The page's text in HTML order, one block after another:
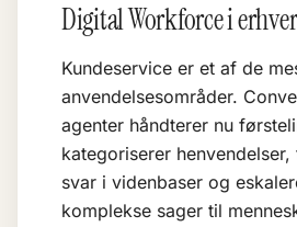
Digital Workforce i
Kundeservice er et af de
anvendelsesområder.
agenter håndterer nu
kategoriserer
svar i videnbaser og
komplekse sager til